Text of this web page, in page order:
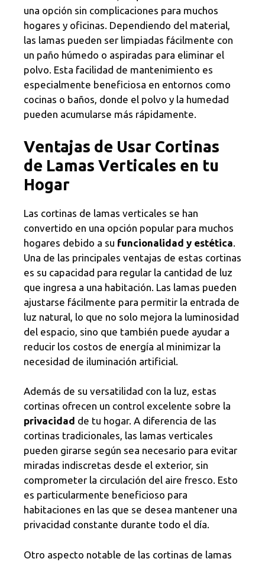
una opción sin complicaciones para muchos
hogares y oficinas. Dependiendo del material,
las lamas pueden ser limpiadas fácilmente con
un paño húmedo o aspiradas para eliminar el
polvo. Esta facilidad de mantenimiento es
especialmente beneficiosa en entornos como
cocinas o baños, donde el polvo y la humedad
pueden acumularse más rápidamente.
Ventajas de Usar Cortinas
de Lamas Verticales en tu
Hogar
Las cortinas de lamas verticales se han
convertido en una opción popular para muchos
hogares debido a su funcionalidad y estética
Una de las principales ventajas de estas cortinas
es su capacidad para regular la cantidad de luz
que ingresa a una habitación. Las lamas pueden
ajustarse fácilmente para permitir la entrada de
luz natural, lo que no solo mejora la luminosidad
del espacio, sino que también puede ayudar a
reducir los costos de energía al minimizar la
necesidad de iluminación artificial.
Además de su versatilidad con la luz, estas
cortinas ofrecen un control excelente sobre la
privacidad de tu hogar. A diferencia de las
cortinas tradicionales, las lamas verticales
pueden girarse según sea necesario para evitar
miradas indiscretas desde el exterior, sin
comprometer la circulación del aire fresco. Esto
es particularmente beneficioso para
habitaciones en las que se desea mantener una
privacidad constante durante todo el día.
Otro aspecto notable de las cortinas de lamas